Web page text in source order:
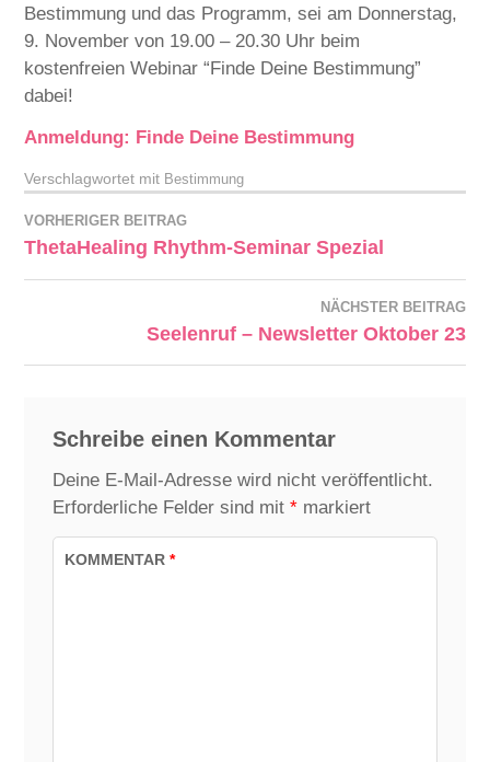
Bestimmung und das Programm, sei am Donnerstag,
9. November von 19.00 – 20.30 Uhr beim
kostenfreien Webinar “Finde Deine Bestimmung”
dabei!
Anmeldung: Finde Deine Bestimmung
Verschlagwortet mit Bestimmung
VORHERIGER BEITRAG
ThetaHealing Rhythm-Seminar Spezial
NÄCHSTER BEITRAG
Seelenruf – Newsletter Oktober 23
Schreibe einen Kommentar
Deine E-Mail-Adresse wird nicht veröffentlicht.
Erforderliche Felder sind mit *markiert
KOMMENTAR*